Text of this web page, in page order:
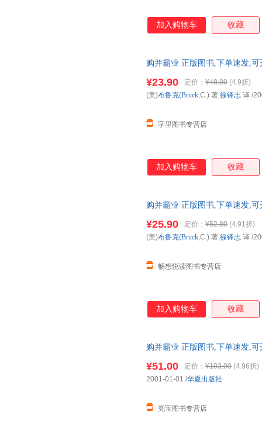
加入购物车 收藏
购并霸业 正版图书,下单速发,可
¥23.90 定价： ¥48.80 (4.9折)
字里图书专营店
(美)布鲁克(Bruck,C.) 著,徐锋志 译 /
加入购物车 收藏
购并霸业 正版图书,下单速发,可
¥25.90 定价： ¥52.80 (4.91折)
畅想悦读图书专营店
(美)布鲁克(Bruck,C.) 著,徐锋志 译 /
加入购物车 收藏
购并霸业 正版图书,下单速发,可
¥51.00 定价： ¥103.00 (4.96折)
兜宝图书专营店
2001-01-01 /华夏出版社